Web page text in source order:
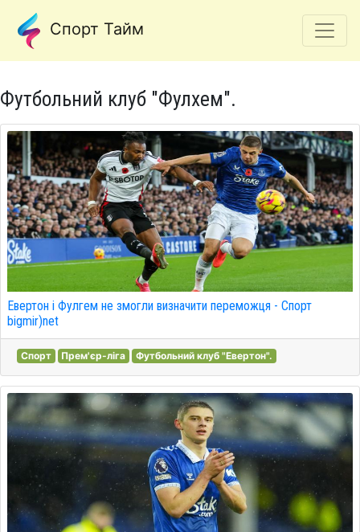
Спорт Тайм
Футбольний клуб "Фулхем".
Евертон і Фулгем не змогли визначити переможця - Спорт
bigmir)net
Спорт Прем'єр-ліга Футбольний клуб "Евертон".